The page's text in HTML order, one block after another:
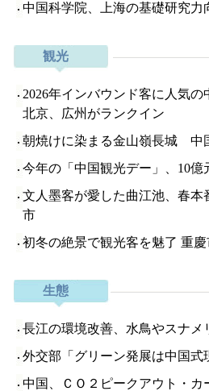
中国科学院、上海の基礎研究力
観光
2026年インバウンド客に人気
北京、広州がランクイン
朝焼けに染まる金山嶺長城 中
今年の「中国観光デー」、10億
文人墨客が愛した曲江池、春
市
初冬の絶景で観光客を魅了 重
生態
長江の環境改善、水鳥やスナ
外交部「グリーン発展は中国式
中国、ＣＯ２ピークアウト・